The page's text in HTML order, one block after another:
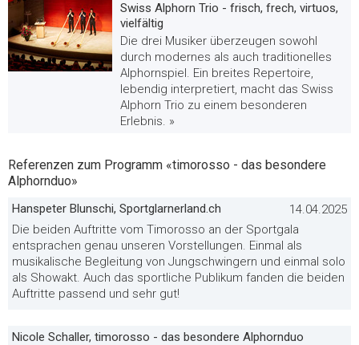
Swiss Alphorn Trio - frisch, frech, virtuos,
vielfältig
Die drei Musiker überzeugen sowohl
durch modernes als auch traditionelles
Alphornspiel. Ein breites Repertoire,
lebendig interpretiert, macht das Swiss
Alphorn Trio zu einem besonderen
Erlebnis. »
Referenzen zum Programm «timorosso - das besondere
Alphornduo»
Hanspeter Blunschi, Sportglarnerland.ch
14.04.2025
Die beiden Auftritte vom Timorosso an der Sportgala
entsprachen genau unseren Vorstellungen. Einmal als
musikalische Begleitung von Jungschwingern und einmal solo
als Showakt. Auch das sportliche Publikum fanden die beiden
Auftritte passend und sehr gut!
Nicole Schaller, timorosso - das besondere Alphornduo